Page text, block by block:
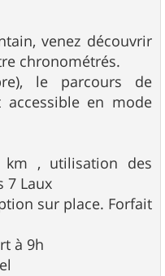
venez découvrir
chronométrés.
le parcours de
en mode
km , utilisation des
7 Laux
sur place. Forfait
à 9h